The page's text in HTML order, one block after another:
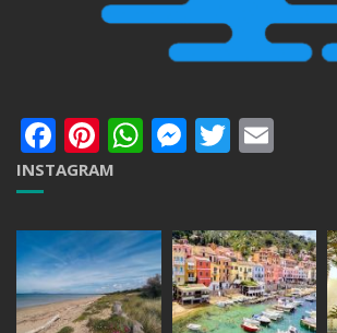
Facebook
Pinterest
WhatsApp
Messenger
Twitter
INSTAGRAM